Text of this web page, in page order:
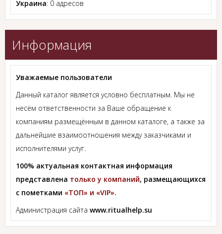
Украина: 0 адресов
Информация
Уважаемые пользователи
Данный каталог является условно бесплатным. Мы не
несём ответственности за Ваше обращение к
компаниям размещённым в данном каталоге, а также за
дальнейшие взаимоотношения между заказчиками и
исполнителями услуг.
100% актуальная контактная информация
представлена только у компаний, размещающихся
с пометками «ТОП» и «VIP».
Администрация сайта www.ritualhelp.su